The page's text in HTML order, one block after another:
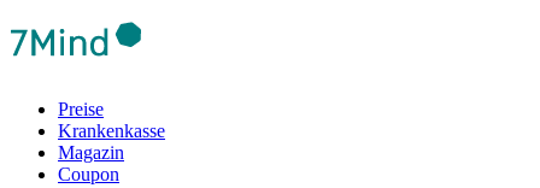
Preise
Krankenkasse
Magazin
Coupon